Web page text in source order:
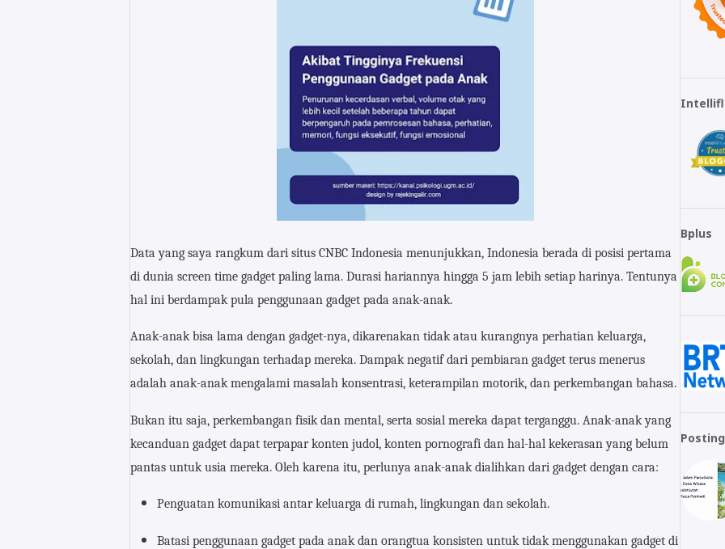
Data yang saya rangkum dari situs CNBC Indonesia menunjukkan, Indonesia berada di posisi pertama
di dunia screen time gadget paling lama. Durasi hariannya hingga 5 jam lebih setiap harinya. Tentunya
hal ini berdampak pula penggunaan gadget pada anak-anak.
Anak-anak bisa lama dengan gadget-nya, dikarenakan tidak atau kurangnya perhatian keluarga,
sekolah, dan lingkungan terhadap mereka. Dampak negatif dari pembiaran gadget terus menerus
adalah anak-anak mengalami masalah konsentrasi, keterampilan motorik, dan perkembangan bahasa.
Bukan itu saja, perkembangan fisik dan mental, serta sosial mereka dapat terganggu. Anak-anak yang
kecanduan gadget dapat terpapar konten judol, konten pornografi dan hal-hal kekerasan yang belum
pantas untuk usia mereka. Oleh karena itu, perlunya anak-anak dialihkan dari gadget dengan cara:
Penguatan komunikasi antar keluarga di rumah, lingkungan dan sekolah.
Batasi penggunaan gadget pada anak dan orangtua konsisten untuk tidak menggunakan gadget di
Bplus